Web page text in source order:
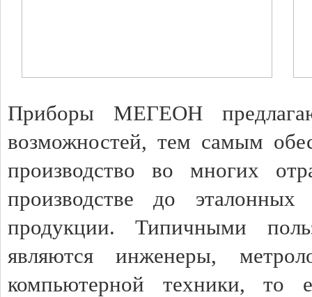
Приборы МЕГЕОН
возможностей, тем самым
производство во многих
производстве до эталонных
продукции. Типичными
являются инженеры,
компьютерной техники, то